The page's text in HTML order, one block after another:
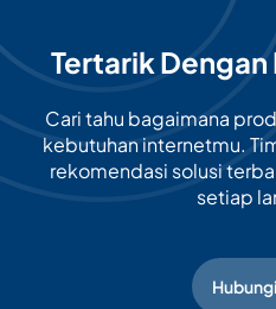
Tertarik
Cari tahu bagaimana
kebutuhan internetmu.
rekomendasi solusi
setiap